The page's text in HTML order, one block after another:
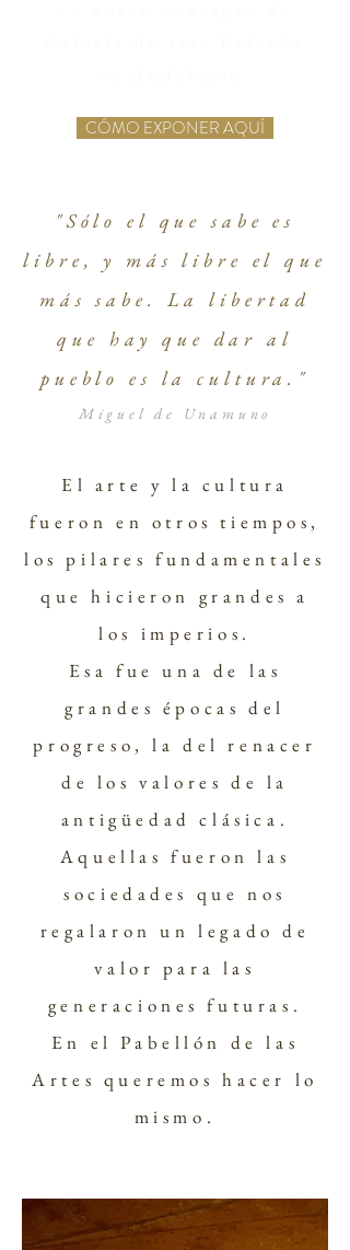
CÓMO EXPONER AQUÍ
"Sólo el que sabe es
libre, y más libre el que
más sabe. La libertad
que hay que dar al
pueblo es la cultura."
Miguel de Unamuno
El arte y la cultura
fueron en otros tiempos,
los pilares fundamentales
que hicieron grandes a
los imperios.
Esa fue una de las
grandes épocas del
progreso, la del renacer
de los valores de la
antigüedad clásica.
Aquellas fueron las
sociedades que nos
regalaron un legado de
valor para las
generaciones futuras.
En el Pabellón de las
Artes queremos hacer lo
mismo.